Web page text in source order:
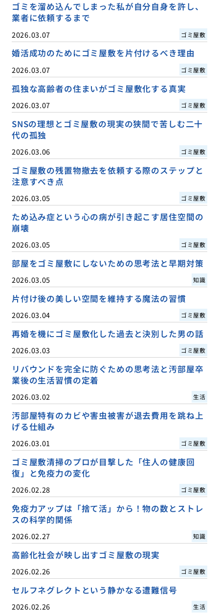
ゴミを溜め込んでしまった私が自分自身を許し、
業者に依頼するまで
2026.03.07 ゴミ屋敷
婚活成功のためにゴミ屋敷を片付けるべき理由
2026.03.07 ゴミ屋敷
孤独な高齢者の住まいがゴミ屋敷化する真実
2026.03.07 ゴミ屋敷
SNSの理想とゴミ屋敷の現実の狭間で苦しむ二十
代の孤独
2026.03.06 ゴミ屋敷
ゴミ屋敷の残置物撤去を依頼する際のステップと
注意すべき点
2026.03.05 ゴミ屋敷
ため込み症という心の病が引き起こす居住空間の
崩壊
2026.03.05 ゴミ屋敷
部屋をゴミ屋敷にしないための思考法と早期対策
2026.03.05 知識
片付け後の美しい空間を維持する魔法の習慣
2026.03.04 ゴミ屋敷
再婚を機にゴミ屋敷化した過去と決別した男の話
2026.03.03 ゴミ屋敷
リバウンドを完全に防ぐための思考法と汚部屋卒
業後の生活習慣の定着
2026.03.02 生活
汚部屋特有のカビや害虫被害が退去費用を跳ね上
げる仕組み
2026.03.01 ゴミ屋敷
ゴミ屋敷清掃のプロが目撃した「住人の健康回
復」と免疫力の変化
2026.02.28 ゴミ屋敷
免疫力アップは「捨て活」から！物の数とストレ
スの科学的関係
2026.02.27 知識
高齢化社会が映し出すゴミ屋敷の現実
2026.02.26 ゴミ屋敷
セルフネグレクトという静かなる遭難信号
2026.02.26 生活